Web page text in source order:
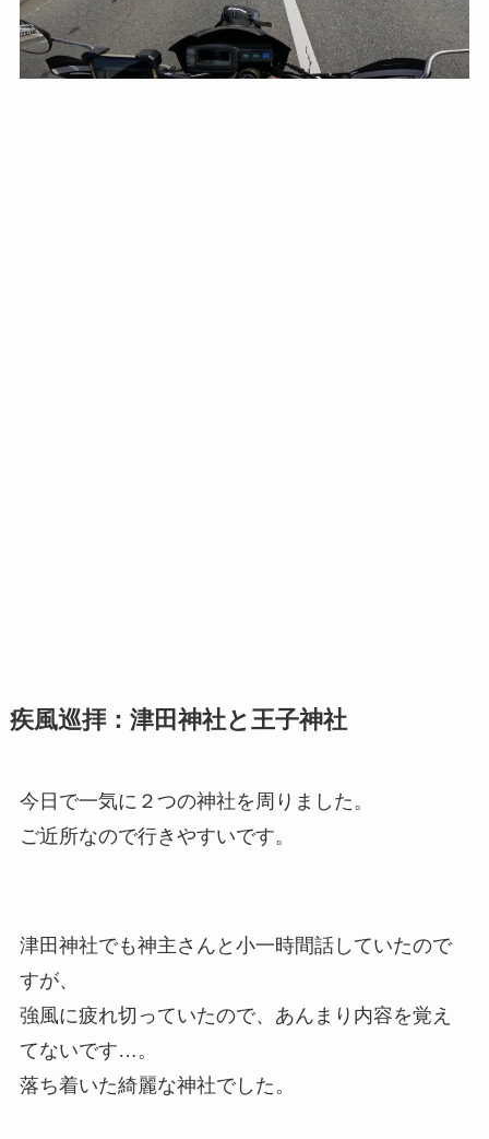
疾風巡拝：津田神社と王子神社
今日で一気に２つの神社を周りました。
ご近所なので行きやすいです。
津田神社でも神主さんと小一時間話していたので
すが、
強風に疲れ切っていたので、あんまり内容を覚え
てないです…。
落ち着いた綺麗な神社でした。